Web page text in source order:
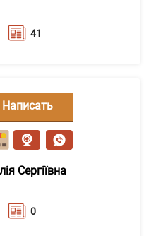
41
Сергіївна
0
Написать